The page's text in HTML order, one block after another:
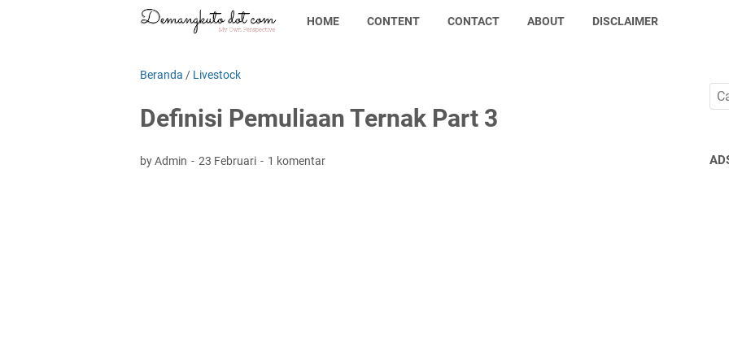
HOME CONTENT CONTACT ABOUT DISCLAIMER
Beranda / Livestock
Definisi Pemuliaan Ternak Part 3
by Admin 23 Februari 1 komentar